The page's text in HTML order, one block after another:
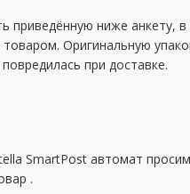
ниже анкету,
Оригинальную
при доставке.
SmartPost автомат
.